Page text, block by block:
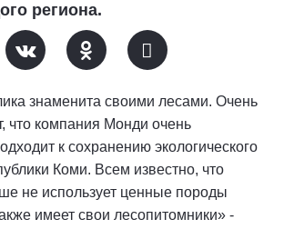
региона.
знаменита своими лесами. Очень
что компания Монди очень
к сохранению экологического
Коми. Всем известно, что
не использует ценные породы
имеет свои лесопитомники» -